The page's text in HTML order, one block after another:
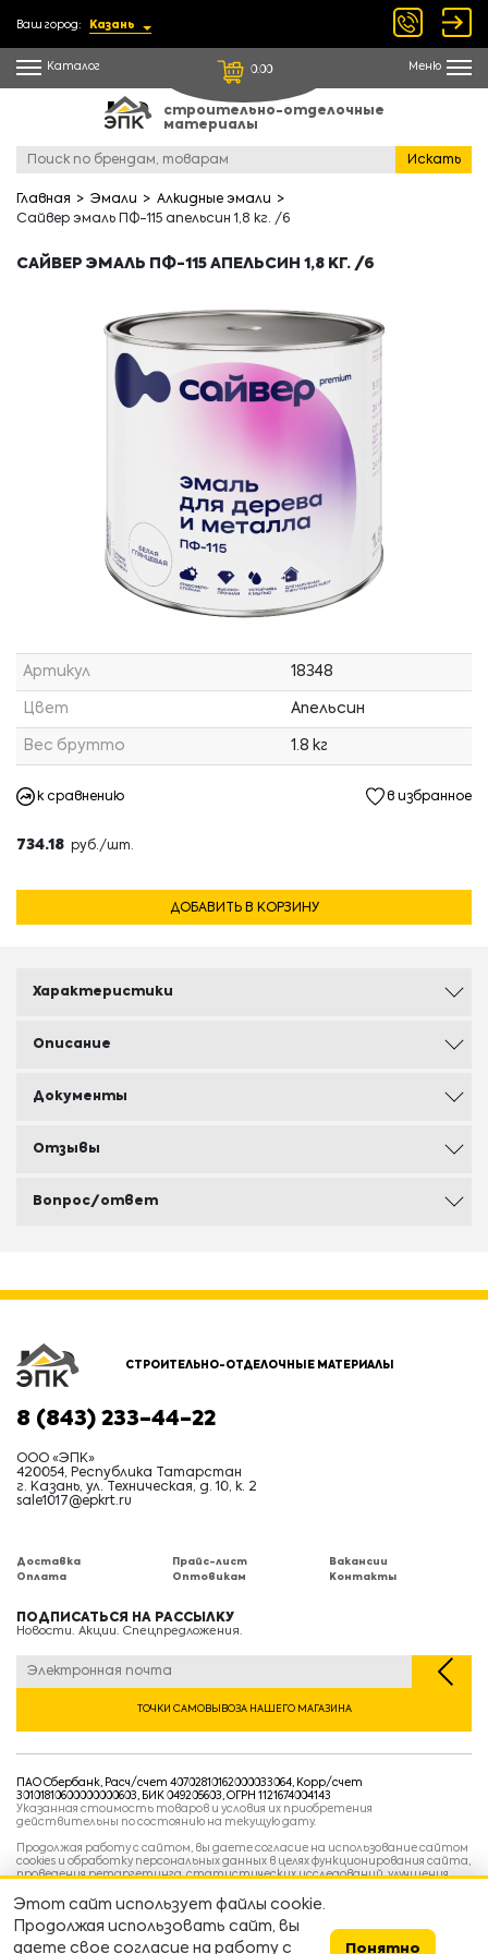
Ваш город: Казань
Каталог 0.00 Меню
строительно-отделочные
материалы
Искать
Главная Эмали
Алкидные эмали
Сайвер эмаль ПФ-115 апельсин 1,8 кг. /6
САЙВЕР ЭМАЛЬ ПФ-115 АПЕЛЬСИН 1,8 КГ. /6
Артикул 18348
Цвет Апельсин
Вес брутто 1.8 кг
к сравнению в избранное
734.18 руб./шт.
ДОБАВИТЬ В КОРЗИНУ
Характеристики
Описание
Документы
Отзывы
Вопрос/ответ
СТРОИТЕЛЬНО-ОТДЕЛОЧНЫЕ МАТЕРИАЛЫ
8 (843) 233-44-22
ООО «ЭПК»
420054, Республика Татарстан
г. Казань, ул. Техническая, д. 10, к. 2
sale1017@epkrt.ru
Доставка
Оплата
Прайс-лист
Оптовикам
Вакансии
Контакты
ПОДПИСАТЬСЯ НА РАССЫЛКУ
Новости. Акции. Спецпредложения.
ТОЧКИ САМОВЫВОЗА НАШЕГО МАГАЗИНА
ПАО Сбербанк, Расч/счет 40702810162000033064, Корр/счет
30101810600000000603, БИК 049205603, ОГРН 1121674004143
Указанная стоимость товаров и условия их приобретения
действительны по состоянию на текущую дату.
Продолжая работу с сайтом, вы даете согласие на использование сайтом
cookies и обработку персональных данных в целях функционирования сайта,
проведения ретаргетинга, статистических исследований, улучшения
ваших предпочтений и интересов.
Политика конфиденциальности
Условия пользовательского соглашения
Условия продажи
Этот сайт использует файлы cookie.
Продолжая использовать сайт, вы
даете свое согласие на работу с
Понятно